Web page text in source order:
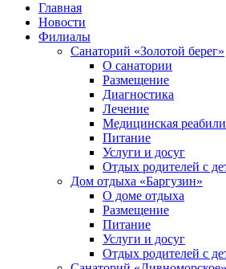
Главная
Новости
Филиалы
Санаторий «Золотой берег»
О санатории
Размещение
Диагностика
Лечение
Медицинская
Питание
Услуги и досуг
Отдых родителей с
Дом отдыха «Баргузин»
О доме отдыха
Размещение
Питание
Услуги и досуг
Отдых родителей с